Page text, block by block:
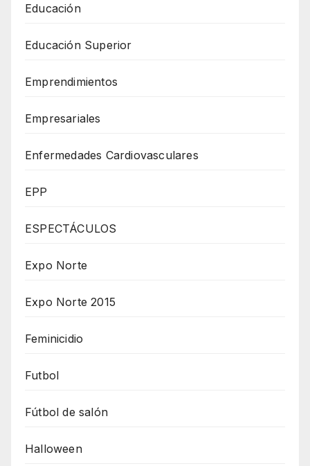
Educación
Educación Superior
Emprendimientos
Empresariales
Enfermedades Cardiovasculares
EPP
ESPECTÁCULOS
Expo Norte
Expo Norte 2015
Feminicidio
Futbol
Fútbol de salón
Halloween